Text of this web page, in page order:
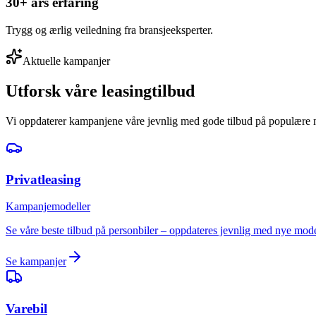
Trygg og ærlig veiledning fra bransjeeksperter.
Aktuelle kampanjer
Utforsk våre leasingtilbud
Vi oppdaterer kampanjene våre jevnlig med gode tilbud på populære
Privatleasing
Kampanjemodeller
Se våre beste tilbud på personbiler – oppdateres jevnlig med nye
Se kampanjer
Varebil